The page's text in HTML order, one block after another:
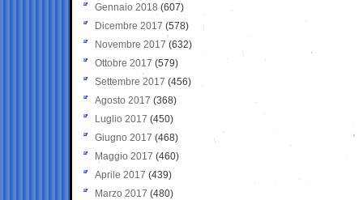
Gennaio 2018 (607)
Dicembre 2017 (578)
Novembre 2017 (632)
Ottobre 2017 (579)
Settembre 2017 (456)
Agosto 2017 (368)
Luglio 2017 (450)
Giugno 2017 (468)
Maggio 2017 (460)
Aprile 2017 (439)
Marzo 2017 (480)